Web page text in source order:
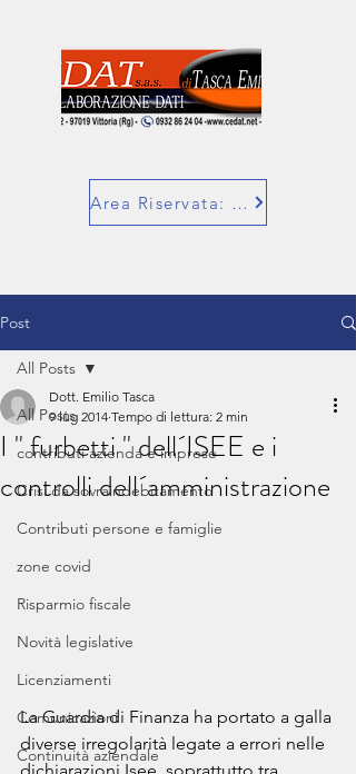
Area Riservata: SuperBill
Post
All Posts
contributi azienda e imprese
Crisi da sovraindebitamento
Contributi persone e famiglie
zone covid
Risparmio fiscale
Novità legislative
Licenziamenti
Comunicazioni
Continuità aziendale
All Posts
I " furbetti " dell´ISEE e i
controlli dell´amministrazione
Dott. Emilio Tasca
9 lug 2014 Tempo di lettura: 2 min
La Guardia di Finanza ha portato a galla
diverse irregolarità legate a errori nelle